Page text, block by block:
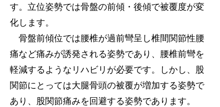
す。立位姿勢では骨盤の前傾・後傾で被覆度が変
化します。
骨盤前傾位では腰椎が過前彎呈し椎間関節性腰
痛など痛みが誘発される姿勢であり、腰椎前彎を
軽減するようなリハビリが必要です。しかし、股
関節にとっては大腿骨頭の被覆が増加する姿勢で
あり、股関節痛みを回避する姿勢であります。
アクセス
お知らせ
コラム